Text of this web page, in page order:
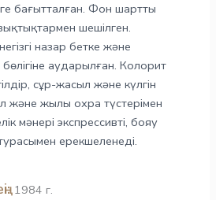
бағытталған. Фон шартты
шешілген.
назар бетке және
аударылған. Колорит
сұр-жасыл және күлгін
және жылы охра түстерімен
мәнері экспрессивті, бояу
ерекшеленеді.
1984 г.